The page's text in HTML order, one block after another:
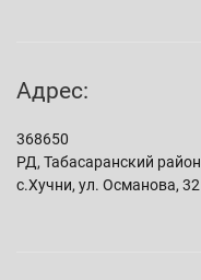
Адрес:
368650
РД, Табасаранский район
с.Хучни, ул. Османова, 32